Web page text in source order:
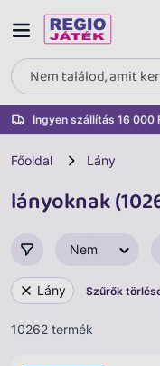
Ingyen szállítás 16 000
Főoldal Lány
lányoknak
Nem
Lány Szűrők
10262 termék